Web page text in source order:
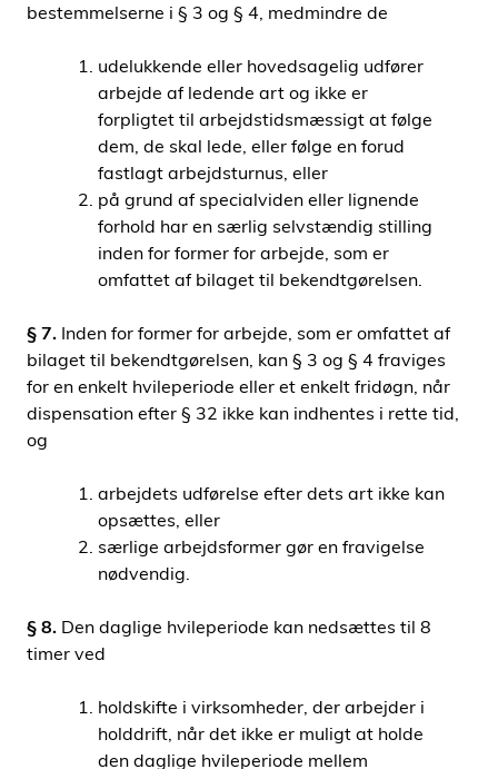
bestemmelserne i § 3 og § 4, medmindre de
udelukkende eller hovedsagelig udfører
arbejde af ledende art og ikke er
forpligtet til arbejdstidsmæssigt at følge
dem, de skal lede, eller følge en forud
fastlagt arbejdsturnus, eller
på grund af specialviden eller lignende
forhold har en særlig selvstændig stilling
inden for former for arbejde, som er
omfattet af bilaget til bekendtgørelsen.
§ 7. Inden for former for arbejde, som er omfattet af
bilaget til bekendtgørelsen, kan § 3 og § 4 fraviges
for en enkelt hvileperiode eller et enkelt fridøgn, når
dispensation efter § 32 ikke kan indhentes i rette tid,
og
arbejdets udførelse efter dets art ikke kan
opsættes, eller
særlige arbejdsformer gør en fravigelse
nødvendig.
§ 8. Den daglige hvileperiode kan nedsættes til 8
timer ved
holdskifte i virksomheder, der arbejder i
holddrift, når det ikke er muligt at holde
den daglige hvileperiode mellem